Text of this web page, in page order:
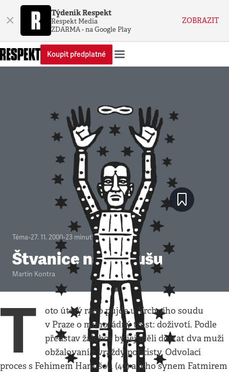
× Týdeník Respekt
Respekt Media
ZDARMA - na Google Play
ZOBRAZIT
Koupit předplatné
Téma•27. 11. 2000•23 minut
Štvanice na Hanušu
Martin Kontra
T
oto úterý ráno půjde u Vrchního soudu
v Praze o mimořádný trest: doživotí. Podle
představ žalobce by jej měli dostat dva muži
obžalovaní z vraždy policisty. Odvolací
proces s Fehimem Hanušou (46) a jeho synem Fatmirem